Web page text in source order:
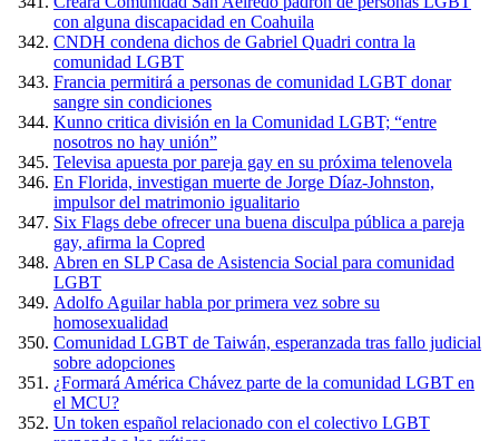
con alguna discapacidad en Coahuila
CNDH condena dichos de Gabriel Quadri contra la
comunidad LGBT
Francia permitirá a personas de comunidad LGBT donar
sangre sin condiciones
Kunno critica división en la Comunidad LGBT; “entre
nosotros no hay unión”
Televisa apuesta por pareja gay en su próxima telenovela
En Florida, investigan muerte de Jorge Díaz-Johnston,
impulsor del matrimonio igualitario
Six Flags debe ofrecer una buena disculpa pública a pareja
gay, afirma la Copred
Abren en SLP Casa de Asistencia Social para comunidad
LGBT
Adolfo Aguilar habla por primera vez sobre su
homosexualidad
Comunidad LGBT de Taiwán, esperanzada tras fallo judicial
sobre adopciones
¿Formará América Chávez parte de la comunidad LGBT en
el MCU?
Un token español relacionado con el colectivo LGBT